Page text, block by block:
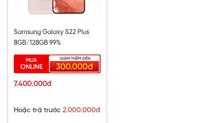
Samsung Galaxy S22 Plus
8GB/128GB 99%
7.400.000đ
Hoặc trả trước 2.000.000đ